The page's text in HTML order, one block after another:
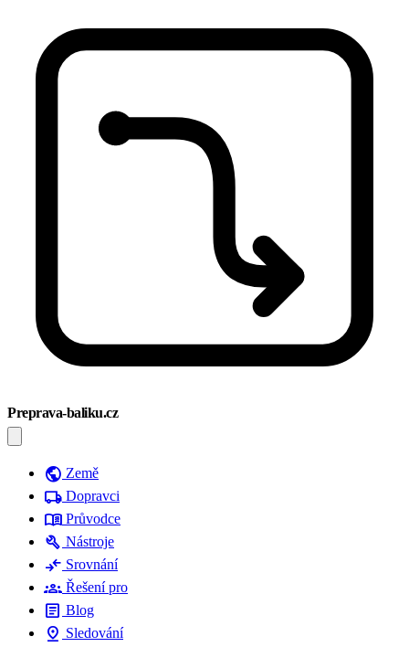
Preprava-baliku.cz
public Země
local_shipping Dopravci
menu_book Průvodce
build Nástroje
compare_arrows Srovnání
groups Řešení pro
article Blog
pin_drop Sledování